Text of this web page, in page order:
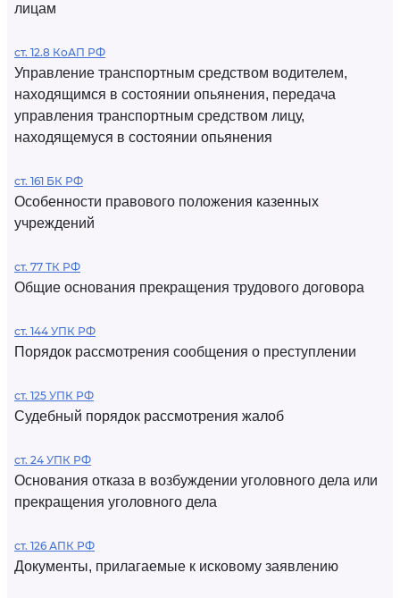
лицам
ст. 12.8 КоАП РФ
Управление транспортным средством водителем,
находящимся в состоянии опьянения, передача
управления транспортным средством лицу,
находящемуся в состоянии опьянения
ст. 161 БК РФ
Особенности правового положения казенных
учреждений
ст. 77 ТК РФ
Общие основания прекращения трудового договора
ст. 144 УПК РФ
Порядок рассмотрения сообщения о преступлении
ст. 125 УПК РФ
Судебный порядок рассмотрения жалоб
ст. 24 УПК РФ
Основания отказа в возбуждении уголовного дела или
прекращения уголовного дела
ст. 126 АПК РФ
Документы, прилагаемые к исковому заявлению